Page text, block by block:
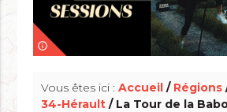
info_outline
Vous êtes ici :Accueil / Régions
34-Hérault / La Tour de la